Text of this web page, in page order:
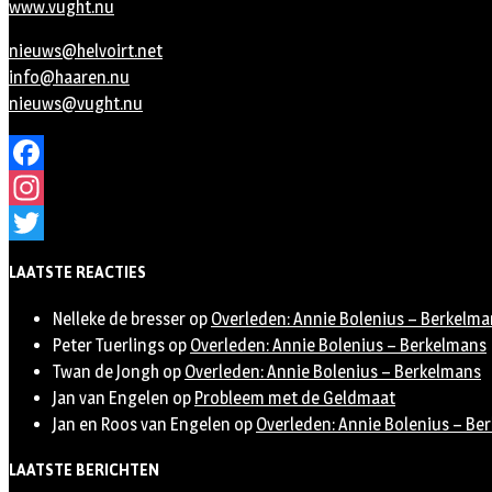
www.vught.nu
nieuws@helvoirt.net
info@haaren.nu
nieuws@vught.nu
Facebook
Instagram
LAATSTE REACTIES
Nelleke de bresser op Overleden: Annie Bolenius –
Peter Tuerlings op Overleden: Annie Bolenius – Berkelmans
Twan de Jongh op Overleden: Annie Bolenius – Berkelmans
Jan van Engelen op Probleem met de Geldmaat
Jan en Roos van Engelen op Overleden: Annie Bolenius –
LAATSTE BERICHTEN